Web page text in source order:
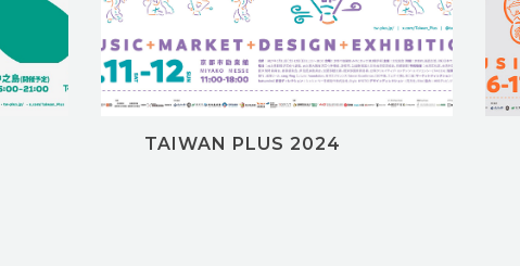
TAIWAN PLUS 2024